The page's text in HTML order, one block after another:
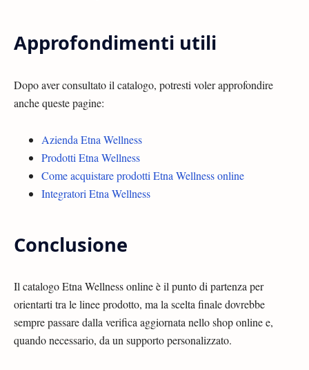
Approfondimenti utili
Dopo aver consultato il catalogo, potresti voler approfondire
anche queste pagine:
Azienda Etna Wellness
Prodotti Etna Wellness
Come acquistare prodotti Etna Wellness online
Integratori Etna Wellness
Conclusione
Il catalogo Etna Wellness online è il punto di partenza per
orientarti tra le linee prodotto, ma la scelta finale dovrebbe
sempre passare dalla verifica aggiornata nello shop online e,
quando necessario, da un supporto personalizzato.